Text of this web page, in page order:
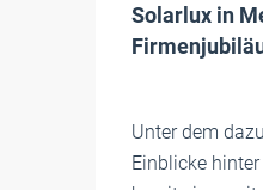
Solarlux in
Unter dem
Einblicke